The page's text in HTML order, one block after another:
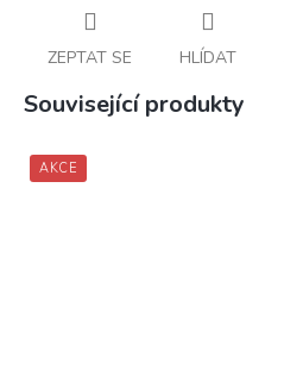
ZEPTAT SE HLÍDAT
Související produkty
AKCE